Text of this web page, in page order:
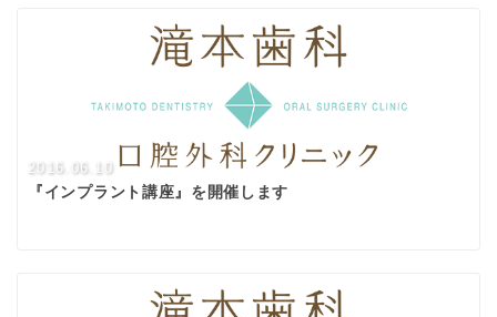
2016.06.10
『インプラント講座』を開催します